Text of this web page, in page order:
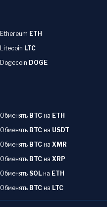
Ethereum ETH
Litecoin LTC
Dogecoin DOGE
Обменять BTC на ETH
Обменять BTC на USDT
Обменять BTC на XMR
Обменять BTC на XRP
Обменять SOL на ETH
Обменять BTC на LTC